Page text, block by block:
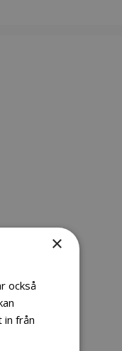
×
också
in från